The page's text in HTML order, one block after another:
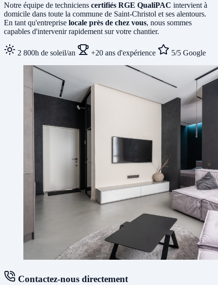
Notre équipe de techniciens certifiés RGE QualiPAC intervient à
domicile dans toute la commune de Saint-Christol et ses alentours.
En tant qu'entreprise locale près de chez vous, nous sommes
capables d'intervenir rapidement sur votre chantier.
2 800h de soleil/an +20 ans d'expérience 5/5 Google
Contactez-nous directement